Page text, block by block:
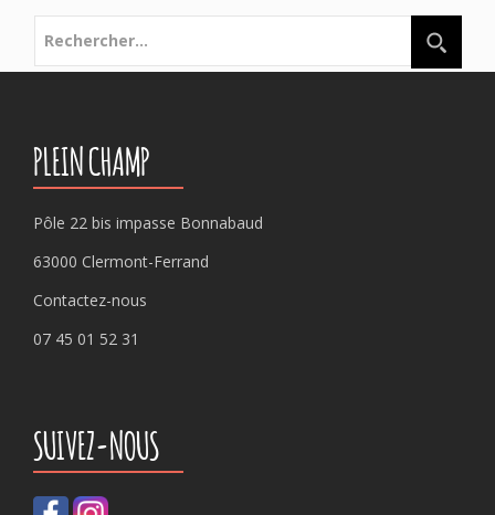
PLEIN CHAMP
Pôle 22 bis impasse Bonnabaud
63000 Clermont-Ferrand
Contactez-nous
07 45 01 52 31
SUIVEZ-NOUS